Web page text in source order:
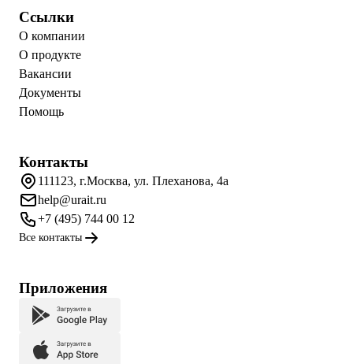
Ссылки
О компании
О продукте
Вакансии
Документы
Помощь
Контакты
111123, г.Москва, ул. Плеханова, 4а
help@urait.ru
+7 (495) 744 00 12
Все контакты
Приложения